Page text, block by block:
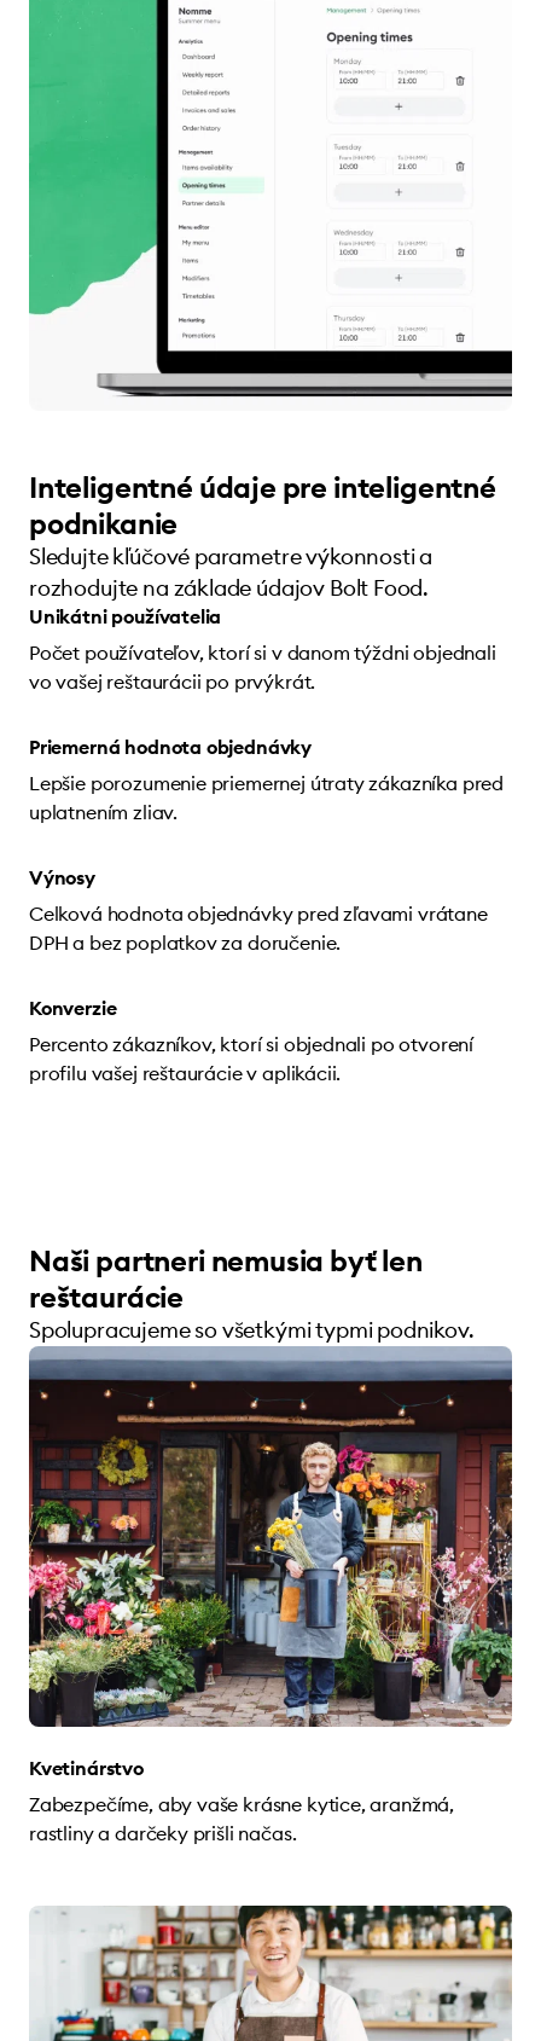
Inteligentné údaje pre inteligentné
podnikanie
Sledujte kľúčové parametre výkonnosti a
rozhodujte na základe údajov Bolt Food.
Unikátni používatelia
Počet používateľov, ktorí si v danom týždni objednali
vo vašej reštaurácii po prvýkrát.
Priemerná hodnota objednávky
Lepšie porozumenie priemernej útraty zákazníka pred
uplatnením zliav.
Výnosy
Celková hodnota objednávky pred zľavami vrátane
DPH a bez poplatkov za doručenie.
Konverzie
Percento zákazníkov, ktorí si objednali po otvorení
profilu vašej reštaurácie v aplikácii.
Naši partneri nemusia byť len
reštaurácie
Spolupracujeme so všetkými typmi podnikov.
Kvetinárstvo
Zabezpečíme, aby vaše krásne kytice, aranžmá,
rastliny a darčeky prišli načas.